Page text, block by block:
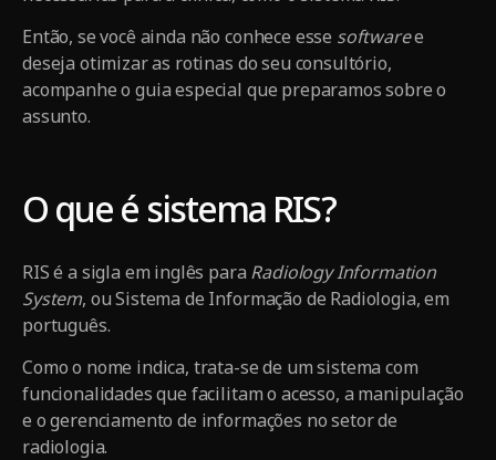
Então, se você ainda não conhece esse softwaree
deseja otimizar as rotinas do seu consultório,
acompanhe o guia especial que preparamos sobre o
assunto.
O que é sistema RIS?
RIS é a sigla em inglês para Radiology Information
System, ou Sistema de Informação de Radiologia, em
português.
Como o nome indica, trata-se de um sistema com
funcionalidades que facilitam o acesso, a manipulação
e o gerenciamento de informações no setor de
radiologia.